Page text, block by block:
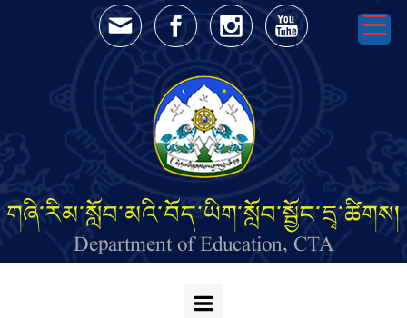
Skip to main content
གཞི་རིམ་སློབ་མའི་བོད་ཡིག་སློབ་སྦྱོང་དྲྭ་ཚིགས།
Department of Education, CTA